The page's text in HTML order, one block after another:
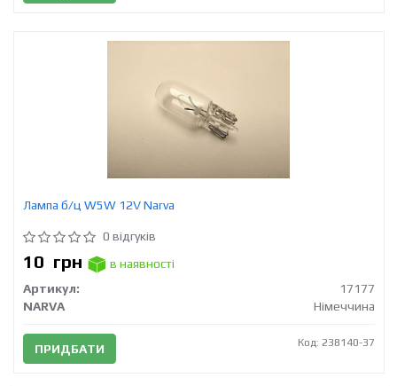
Лампа б/ц W5W 12V Narva
0 відгуків
10 грн
в наявності
Артикул:
17177
NARVA
Німеччина
ПРИДБАТИ Код: 238140-37